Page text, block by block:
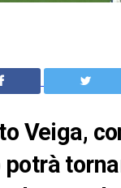
Veiga,